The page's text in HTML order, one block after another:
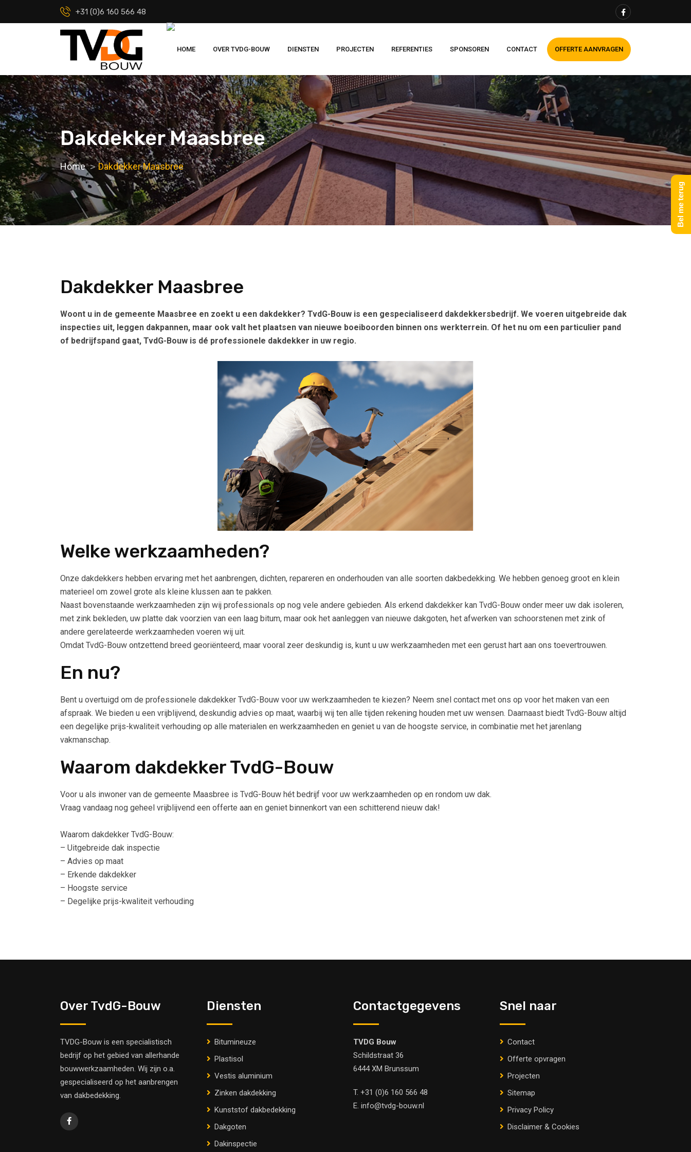
+31 (0)6 160 566 48
HOME OVER TVDG-BOUW DIENSTEN PROJECTEN REFERENTIES SPONSOREN CONTACT OFFERTE AANVRAGEN
Dakdekker Maasbree
Home Dakdekker Maasbree
Dakdekker Maasbree
Woont u in de gemeente Maasbree en zoekt u een dakdekker? TvdG-Bouw is een gespecialiseerd dakdekkersbedrijf. We voeren uitgebreide dak
inspecties uit, leggen dakpannen, maar ook valt het plaatsen van nieuwe boeiboorden binnen ons werkterrein. Of het nu om een particulier pand
of bedrijfspand gaat, TvdG-Bouw is dé professionele dakdekker in uw regio.
Welke werkzaamheden?
Onze dakdekkers hebben ervaring met het aanbrengen, dichten, repareren en onderhouden van alle soorten dakbedekking. We hebben genoeg groot en klein
materieel om zowel grote als kleine klussen aan te pakken.
Naast bovenstaande werkzaamheden zijn wij professionals op nog vele andere gebieden. Als erkend dakdekker kan TvdG-Bouw onder meer uw dak isoleren,
met zink bekleden, uw platte dak voorzien van een laag bitum, maar ook het aanleggen van nieuwe dakgoten, het afwerken van schoorstenen met zink of
andere gerelateerde werkzaamheden voeren wij uit.
Omdat TvdG-Bouw ontzettend breed georiënteerd, maar vooral zeer deskundig is, kunt u uw werkzaamheden met een gerust hart aan ons toevertrouwen.
En nu?
Bent u overtuigd om de professionele dakdekker TvdG-Bouw voor uw werkzaamheden te kiezen? Neem snel contact met ons op voor het maken van een
afspraak. We bieden u een vrijblijvend, deskundig advies op maat, waarbij wij ten alle tijden rekening houden met uw wensen. Daarnaast biedt TvdG-Bouw altijd
een degelijke prijs-kwaliteit verhouding op alle materialen en werkzaamheden en geniet u van de hoogste service, in combinatie met het jarenlang
vakmanschap.
Waarom dakdekker TvdG-Bouw
Voor u als inwoner van de gemeente Maasbree is TvdG-Bouw hét bedrijf voor uw werkzaamheden op en rondom uw dak.
Vraag vandaag nog geheel vrijblijvend een offerte aan en geniet binnenkort van een schitterend nieuw dak!
Waarom dakdekker TvdG-Bouw:
– Uitgebreide dak inspectie
– Advies op maat
– Erkende dakdekker
– Hoogste service
– Degelijke prijs-kwaliteit verhouding
Over TvdG-Bouw
TVDG-Bouw is een specialistisch
bedrijf op het gebied van allerhande
bouwwerkzaamheden. Wij zijn o.a.
gespecialiseerd op het aanbrengen
van dakbedekking.
Diensten
Bitumineuze
Plastisol
Vestis aluminium
Zinken dakdekking
Kunststof dakbedekking
Dakgoten
Dakinspectie
Contactgegevens
TVDG Bouw
Schildstraat 36
6444 XM Brunssum
T. +31 (0)6 160 566 48
E. info@tvdg-bouw.nl
Snel naar
Contact
Offerte opvragen
Projecten
Sitemap
Privacy Policy
Disclaimer & Cookies
Bel me terug